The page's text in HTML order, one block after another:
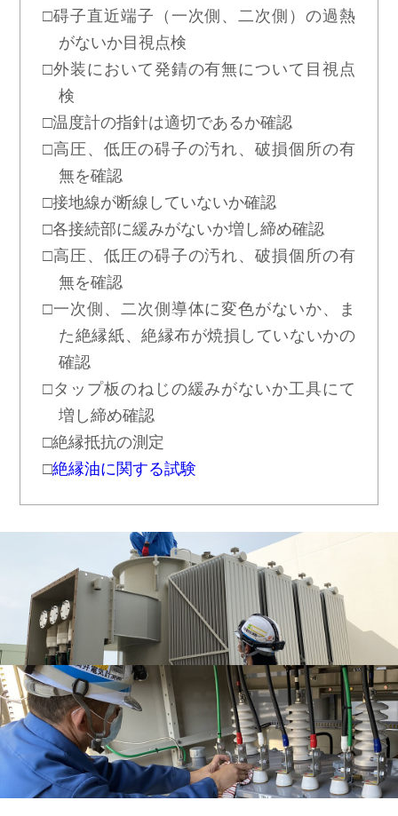
□碍子直近端子（一次側、二次側）の過熱
がないか目視点検
□外装において発錆の有無について目視点
検
□温度計の指針は適切であるか確認
□高圧、低圧の碍子の汚れ、破損個所の有
無を確認
□接地線が断線していないか確認
□各接続部に緩みがないか増し締め確認
□高圧、低圧の碍子の汚れ、破損個所の有
無を確認
□一次側、二次側導体に変色がないか、ま
た絶縁紙、絶縁布が焼損していないかの
確認
□タップ板のねじの緩みがないか工具にて
増し締め確認
□絶縁抵抗の測定
□絶縁油に関する試験